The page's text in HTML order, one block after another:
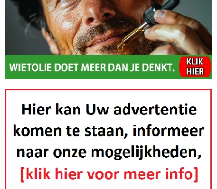
gezonde
mensen uit de
in quarantaine
plaatsten.